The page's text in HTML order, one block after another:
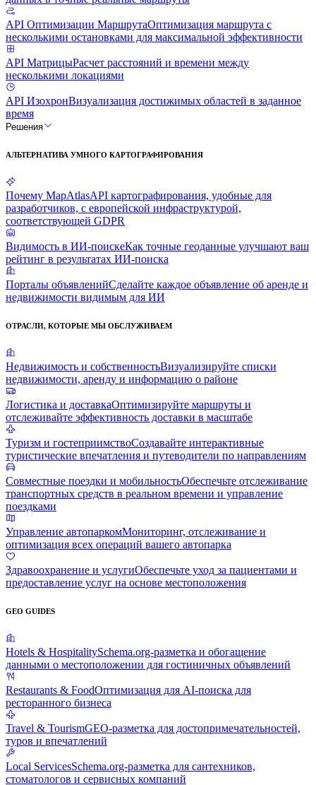
API Оптимизации МаршрутаОптимизация маршрута с
несколькими остановками для максимальной эффективности
API МатрицыРасчет расстояний и времени между
несколькими локациями
API ИзохронВизуализация достижимых областей в заданное
время
Решения
АЛЬТЕРНАТИВА УМНОГО КАРТОГРАФИРОВАНИЯ
Почему MapAtlasAPI картографирования, удобные для
разработчиков, с европейской инфраструктурой,
соответствующей GDPR
Видимость в ИИ-поискеКак точные геоданные улучшают ваш
рейтинг в результатах ИИ-поиска
Порталы объявленийСделайте каждое объявление об аренде и
недвижимости видимым для ИИ
ОТРАСЛИ, КОТОРЫЕ МЫ ОБСЛУЖИВАЕМ
Недвижимость и собственностьВизуализируйте списки
недвижимости, аренду и информацию о районе
Логистика и доставкаОптимизируйте маршруты и
отслеживайте эффективность доставки в масштабе
Туризм и гостеприимствоСоздавайте интерактивные
туристические впечатления и путеводители по направлениям
Совместные поездки и мобильностьОбеспечьте отслеживание
транспортных средств в реальном времени и управление
поездками
Управление автопаркомМониторинг, отслеживание и
оптимизация всех операций вашего автопарка
Здравоохранение и услугиОбеспечьте уход за пациентами и
предоставление услуг на основе местоположения
GEO GUIDES
Hotels & HospitalitySchema.org-разметка и обогащение
данными о местоположении для гостиничных объявлений
Restaurants & FoodОптимизация для AI-поиска для
ресторанного бизнеса
Travel & TourismGEO-разметка для достопримечательностей,
туров и впечатлений
Local ServicesSchema.org-разметка для сантехников,
стоматологов и сервисных компаний